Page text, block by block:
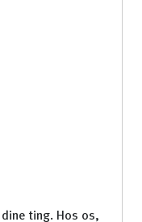
ting. Hos os,